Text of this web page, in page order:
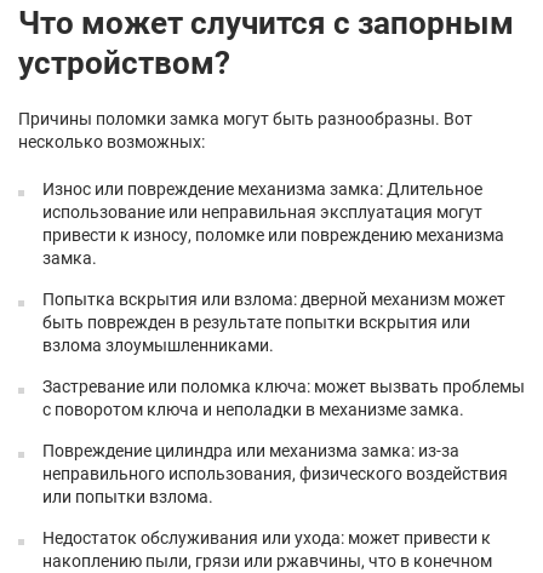
Что может случится с запорным
устройством?
Причины поломки замка могут быть разнообразны. Вот
несколько возможных:
Износ или повреждение механизма замка: Длительное
использование или неправильная эксплуатация могут
привести к износу, поломке или повреждению механизма
замка.
Попытка вскрытия или взлома: дверной механизм может
быть поврежден в результате попытки вскрытия или
взлома злоумышленниками.
Застревание или поломка ключа: может вызвать проблемы
с поворотом ключа и неполадки в механизме замка.
Повреждение цилиндра или механизма замка: из-за
неправильного использования, физического воздействия
или попытки взлома.
Недостаток обслуживания или ухода: может привести к
накоплению пыли, грязи или ржавчины, что в конечном